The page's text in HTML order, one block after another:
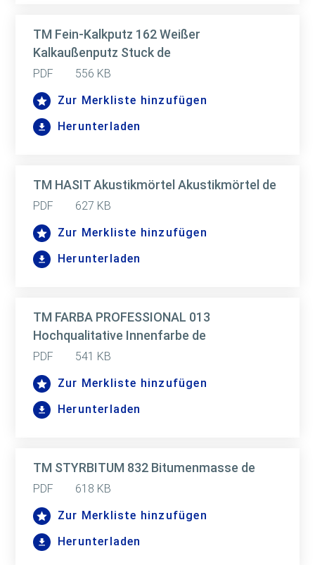
TM Fein-Kalkputz 162 Weißer
Kalkaußenputz Stuck de
PDF
556 KB
Zur Merkliste hinzufügen
Herunterladen
TM HASIT Akustikmörtel Akustikmörtel de
PDF
627 KB
Zur Merkliste hinzufügen
Herunterladen
TM FARBA PROFESSIONAL 013
Hochqualitative Innenfarbe de
PDF
541 KB
Zur Merkliste hinzufügen
Herunterladen
TM STYRBITUM 832 Bitumenmasse de
PDF
618 KB
Zur Merkliste hinzufügen
Herunterladen